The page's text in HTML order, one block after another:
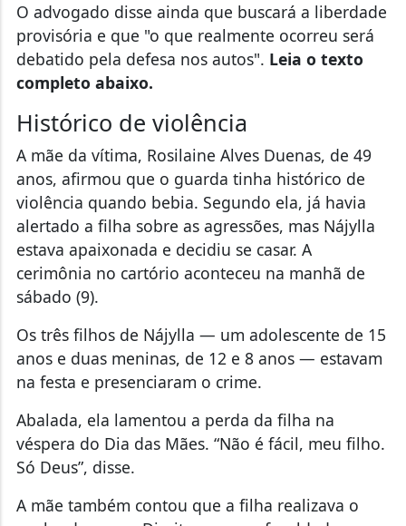
O advogado disse ainda que buscará a liberdade
provisória e que "o que realmente ocorreu será
debatido pela defesa nos autos". Leia o texto
completo abaixo.
Histórico de violência
A mãe da vítima, Rosilaine Alves Duenas, de 49
anos, afirmou que o guarda tinha histórico de
violência quando bebia. Segundo ela, já havia
alertado a filha sobre as agressões, mas Nájylla
estava apaixonada e decidiu se casar. A
cerimônia no cartório aconteceu na manhã de
sábado (9).
Os três filhos de Nájylla — um adolescente de 15
anos e duas meninas, de 12 e 8 anos — estavam
na festa e presenciaram o crime.
Abalada, ela lamentou a perda da filha na
véspera do Dia das Mães. “Não é fácil, meu filho.
Só Deus”, disse.
A mãe também contou que a filha realizava o